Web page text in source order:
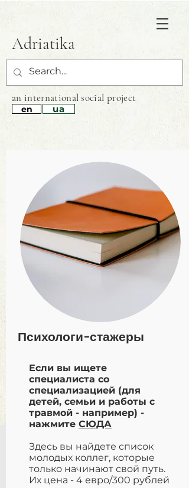
Adriatika
an international social project
en ua
Психологи-стажеры
Если вы ищете
специалиста со
специализацией (для
детей, семьи и работы с
травмой - например) -
нажмите СЮДА
Здесь вы найдете список
молодых коллег, которые
только начинают свой путь.
Их цена - 4 евро/300 рублей